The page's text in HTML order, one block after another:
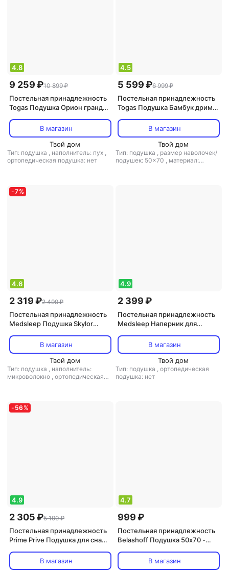
4.8
9 259 ₽10 899 ₽
Постельная принадлежность
Togas Подушка Орион гранд
В магазин
Твой дом
Тип: подушка , наполнитель: пух ,
ортопедическая подушка: нет
4.5
5 599 ₽6 999 ₽
Постельная принадлежность
Togas Подушка Бамбук дримс
В магазин
Твой дом
Тип: подушка , размер наволочек/
подушек: 50x70 , материал:
-7%
4.6
2 319 ₽2 499 ₽
Постельная принадлежность
Medsleep Подушка Skylor
В магазин
Твой дом
Тип: подушка , наполнитель:
микроволокно , ортопедическая
4.9
2 399 ₽
Постельная принадлежность
Medsleep Наперник для
В магазин
Твой дом
Тип: подушка , ортопедическая
подушка: нет
- 56 %
4.9
2 305 ₽5 190 ₽
Постельная принадлежность
Prime Prive Подушка для сна
волокно, микроволокно
"Climalast"
В магазин
4.7
999 ₽
Постельная принадлежность
Belashoff Подушка 50х70 -
гусиный пух / перо / ТЧП 2-2
В магазин